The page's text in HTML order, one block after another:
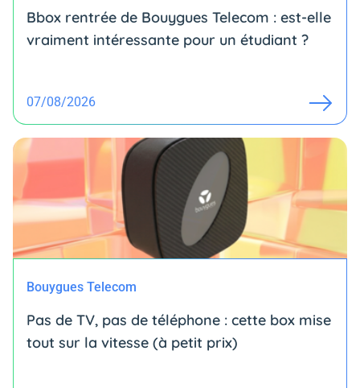
Bbox rentrée de Bouygues Telecom : est-elle
vraiment intéressante pour un étudiant ?
07/08/2026
Bouygues Telecom
Pas de TV, pas de téléphone : cette box mise
tout sur la vitesse (à petit prix)